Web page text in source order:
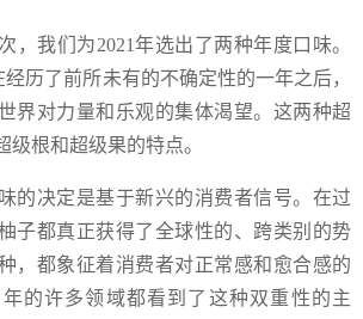
，我们为2021年选出了两种年度口味。
历了前所未有的不确定性的一年之后，
界对力量和乐观的集体渴望。这两种超
级根和超级果的特点。
的决定是基于新兴的消费者信号。在过
子都真正获得了全球性的、跨类别的势
，都象征着消费者对正常感和愈合感的
的许多领域都看到了这种双重性的主